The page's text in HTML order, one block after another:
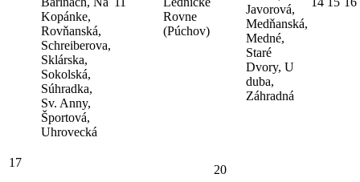
Kopánke,
Rovňanská,
Schreiberova,
Sklárska,
Sokolská,
Súhradka,
Sv. Anny,
Športová,
Uhrovecká
Rovne
(Púchov)
Javorová,
Medňanská,
Medné,
Staré
Dvory, U
duba,
Záhradná
17
20